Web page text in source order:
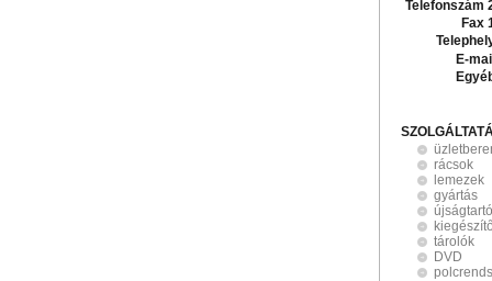
Telefonszám
Fax
E-
rácsok
lemezek
gyártás
tárolók
DVD